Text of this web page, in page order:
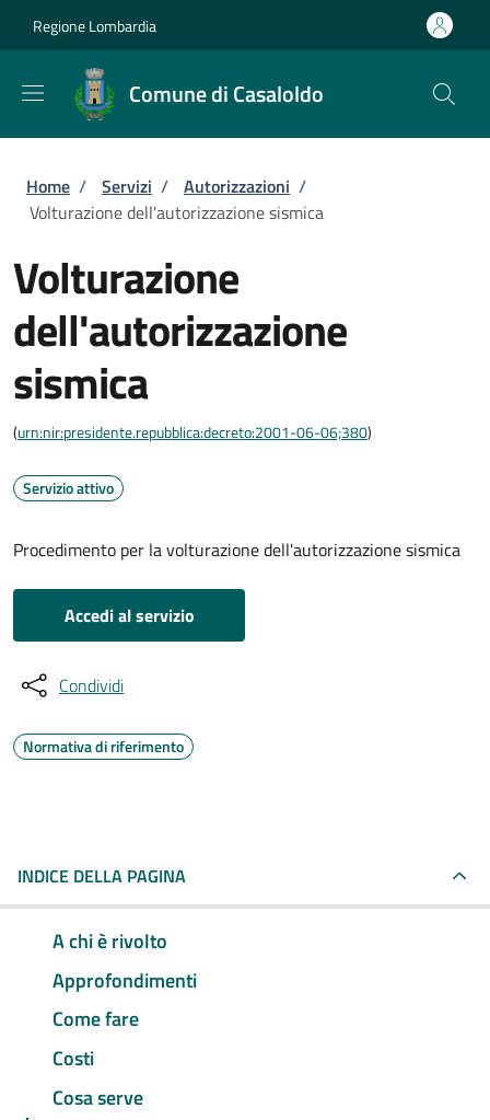
Regione Lombardia
Comune di Casaloldo
Briciole di pane
Home / Servizi / Autorizzazioni /
Volturazione dell'autorizzazione sismica
Volturazione
dell'autorizzazione
sismica
(urn:nir:presidente.repubblica:decreto:2001-06-06;380)
Servizio attivo
Procedimento per la volturazione dell'autorizzazione sismica
Accedi al servizio
Condividi
Normativa di riferimento
INDICE DELLA PAGINA
A chi è rivolto
Approfondimenti
Come fare
Costi
Cosa serve